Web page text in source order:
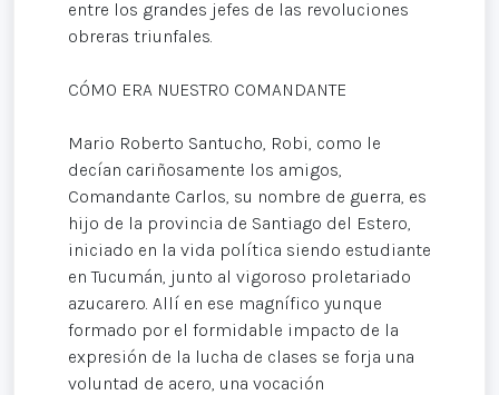
entre los grandes jefes de las revoluciones
obreras triunfales.
CÓMO ERA NUESTRO COMANDANTE
Mario Roberto Santucho, Robi, como le
decían cariñosamente los amigos,
Comandante Carlos, su nombre de guerra, es
hijo de la provincia de Santiago del Estero,
iniciado en la vida política siendo estudiante
en Tucumán, junto al vigoroso proletariado
azucarero. Allí en ese magnífico yunque
formado por el formidable impacto de la
expresión de la lucha de clases se forja una
voluntad de acero, una vocación